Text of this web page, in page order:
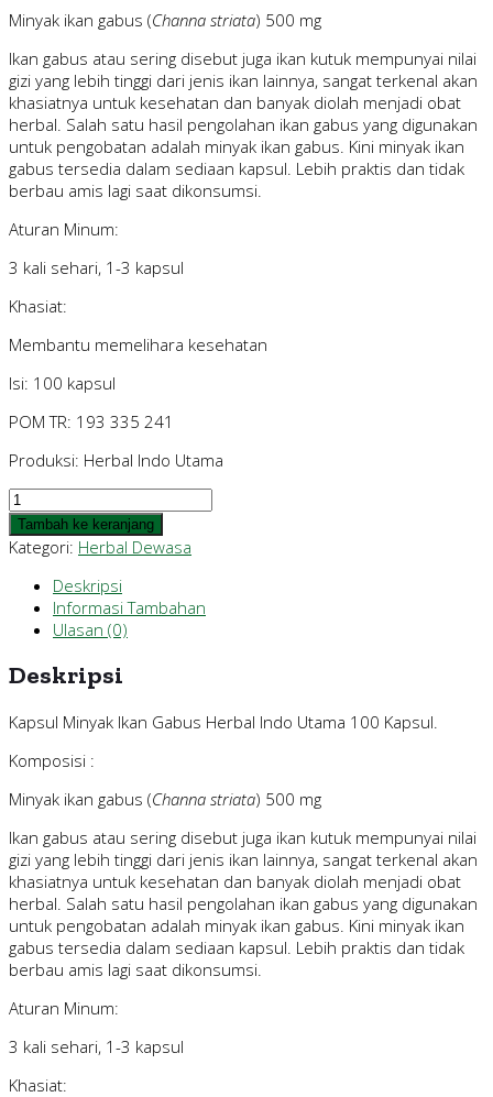
Minyak ikan gabus (Channa striata) 500 mg
Ikan gabus atau sering disebut juga ikan kutuk mempunyai nilai
gizi yang lebih tinggi dari jenis ikan lainnya, sangat terkenal akan
khasiatnya untuk kesehatan dan banyak diolah menjadi obat
herbal. Salah satu hasil pengolahan ikan gabus yang digunakan
untuk pengobatan adalah minyak ikan gabus. Kini minyak ikan
gabus tersedia dalam sediaan kapsul. Lebih praktis dan tidak
berbau amis lagi saat dikonsumsi.
Aturan Minum:
3 kali sehari, 1-3 kapsul
Khasiat:
Membantu memelihara kesehatan
Isi: 100 kapsul
POM TR: 193 335 241
Produksi: Herbal Indo Utama
Kuantitas
Minyak
Ikan
Gabus
Tambah ke keranjang
Kategori: Herbal Dewasa
Deskripsi
Informasi Tambahan
Ulasan (0)
Deskripsi
Kapsul Minyak Ikan Gabus Herbal Indo Utama 100 Kapsul.
Komposisi :
Minyak ikan gabus (Channa striata) 500 mg
Ikan gabus atau sering disebut juga ikan kutuk mempunyai nilai
gizi yang lebih tinggi dari jenis ikan lainnya, sangat terkenal akan
khasiatnya untuk kesehatan dan banyak diolah menjadi obat
herbal. Salah satu hasil pengolahan ikan gabus yang digunakan
untuk pengobatan adalah minyak ikan gabus. Kini minyak ikan
gabus tersedia dalam sediaan kapsul. Lebih praktis dan tidak
berbau amis lagi saat dikonsumsi.
Aturan Minum:
3 kali sehari, 1-3 kapsul
Khasiat: